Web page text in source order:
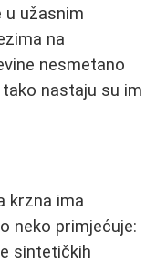
užasnim
na
nesmetano
nastaju su im
krzna ima
neko primjećuje:
sintetičkih